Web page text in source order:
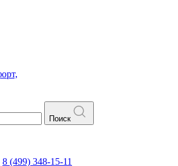
Поиск
8 (499) 348-15-11